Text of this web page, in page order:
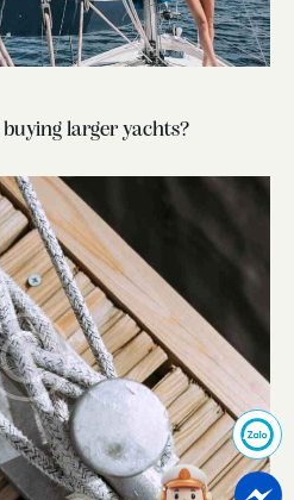
larger yachts?